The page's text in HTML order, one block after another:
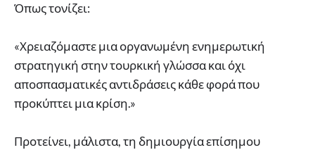
Όπως τονίζει:
«Χρειαζόμαστε μια οργανωμένη ενημερωτική
στρατηγική στην τουρκική γλώσσα και όχι
αποσπασματικές αντιδράσεις κάθε φορά που
προκύπτει μια κρίση.»
Προτείνει, μάλιστα, τη δημιουργία επίσημου